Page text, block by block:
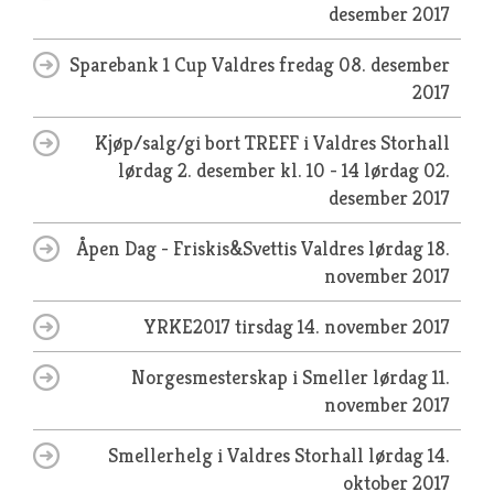
desember 2017
Sparebank 1 Cup Valdresfredag 08. desember
2017
Kjøp/salg/gi bort TREFF i Valdres Storhall
lørdag 2. desember kl. 10 - 14 lørdag 02.
desember 2017
Åpen Dag - Friskis&Svettis Valdres lørdag 18.
november 2017
YRKE2017tirsdag 14. november 2017
Norgesmesterskap i Smeller lørdag 11.
november 2017
Smellerhelg i Valdres Storhall lørdag 14.
oktober 2017